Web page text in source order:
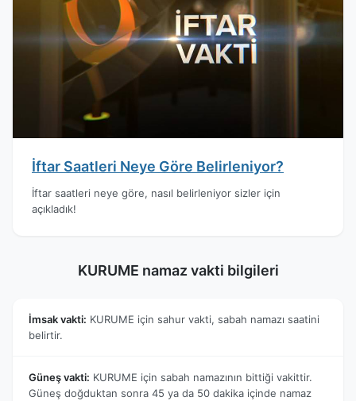
İftar Saatleri Neye Göre Belirleniyor?
İftar saatleri neye göre, nasıl belirleniyor sizler için
açıkladık!
KURUME namaz vakti bilgileri
İmsak vakti: KURUME için sahur vakti, sabah namazı saatini
belirtir.
Güneş vakti: KURUME için sabah namazının bittiği vakittir.
Güneş doğduktan sonra 45 ya da 50 dakika içinde namaz